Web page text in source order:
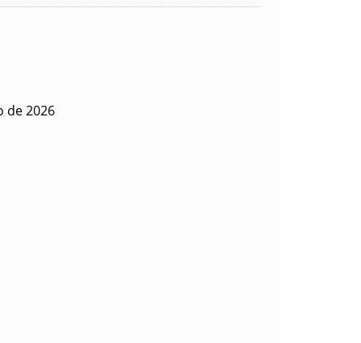
de 2026